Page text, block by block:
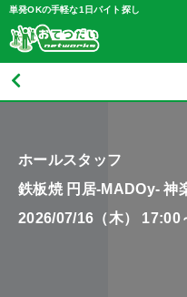
単発OKの手軽な1日バイト探し
ホールスタッフ
鉄板焼 円居-MADOy- 神
2026/07/16（木） 17:00